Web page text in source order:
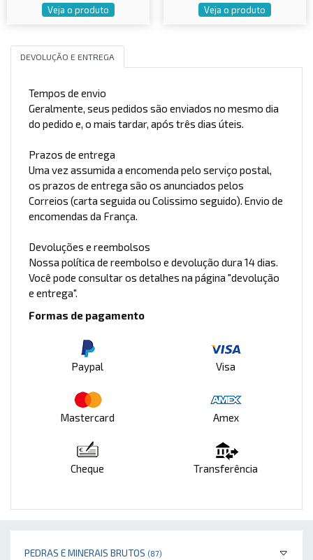
PEDRAS E MINERAIS BRUTOS (87)
Veja o produto Veja o produto
DEVOLUÇÃO E ENTREGA
Tempos de envio
Geralmente, seus pedidos são enviados no mesmo dia
do pedido e, o mais tardar, após três dias úteis.
Prazos de entrega
Uma vez assumida a encomenda pelo serviço postal,
os prazos de entrega são os anunciados pelos
Correios (carta seguida ou Colissimo seguido). Envio de
encomendas da França.
Devoluções e reembolsos
Nossa política de reembolso e devolução dura 14 dias.
Você pode consultar os detalhes na página "devolução
e entrega".
Formas de pagamento
Paypal Visa
Mastercard Amex
Cheque Transferência